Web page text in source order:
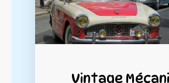
Vintage